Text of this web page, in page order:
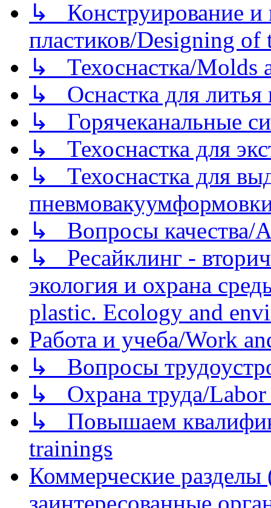
↳ Конструирование и
пластиков/Designing of
↳ Техоснастка/Molds
↳ Оснастка для литья
↳ Горячеканальные
↳ Техоснастка для
↳ Техоснастка для
↳ Вопросы качества/
↳ Ресайклинг -
экология и охрана
plastic. Ecology and
Работа и учеба/Work
↳ Вопросы
↳ Охрана труда/Labor
↳ Повышаем
trainings
Коммерческие